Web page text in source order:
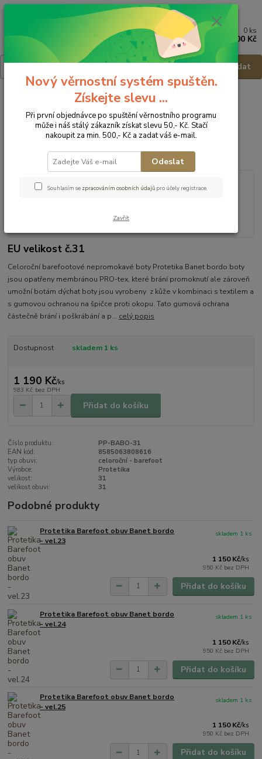
Hledat
0 ks
0,00 Kč
Obuv celoroční
Obuv celoroční - vel.31
Protetika Barefoot obuv Banet bordo - vel.31
Protetika Barefoot obuv Banet
bordo - vel.31
EU velikost č.31
Celoroční barefootové nepromokavé boty Protetika Banet bordo boty
jsou opatřeny membránou PRO-tex, které brání promoknutí ale zároveň
umožní botám dýchat boty jsou vyrobeny z kůže v kombinaci s textilem a
s gumovou ochranou na špičce proti okopu. Tato gumová ochrana
částečně brání i poškrábání a p... celý popis
Dostupnost skladem 1 ks
1 190 Kč/ks
983 Kč bez DPH
Přidat do košíku
Číslo produktu:
PP-BABO-31
EAN kód:
8585063808616
typ obuvi:
celoroční - barefoot
Výrobce:
Protetika
velikost:
31
velikost obuvi:
31
Podobné produkty
Protetika Barefoot obuv Banet bordo
- vel.23
1 150 Kč/ks
950 Kč bez DPH
skladem 1 ks
Přidat do košíku
Protetika Barefoot obuv Banet bordo
- vel.24
1 150 Kč/ks
950 Kč bez DPH
skladem 1 ks
Přidat do košíku
Protetika Barefoot obuv Banet bordo
- vel.25
1 150 Kč/ks
950 Kč bez DPH
skladem 1 ks
Přidat do košíku
Nový věrnostní systém spuštěn.
Získejte slevu ...
Při první objednávce po spuštění věrnostního programu
může i náš stálý zákazník získat slevu 50,- Kč. Stačí
nakoupit za min. 500,- Kč a zadat váš e-mail.
Odeslat
Souhlasím se zpracováním osobních údajů pro účely registrace.
Zavřít